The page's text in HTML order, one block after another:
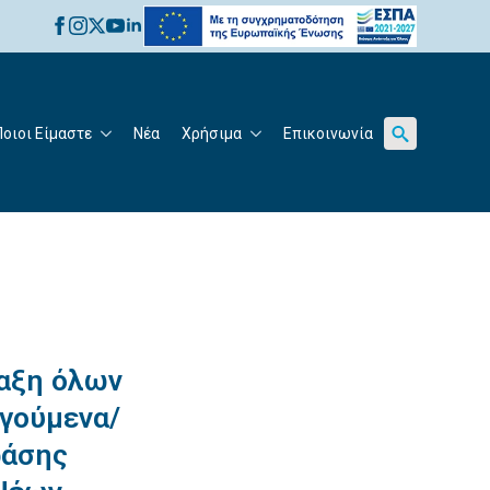
Είμαστε Νέα Χρήσιμα Επικοινωνία
for:
όλων